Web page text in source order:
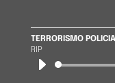
TERRORISMO
RIP